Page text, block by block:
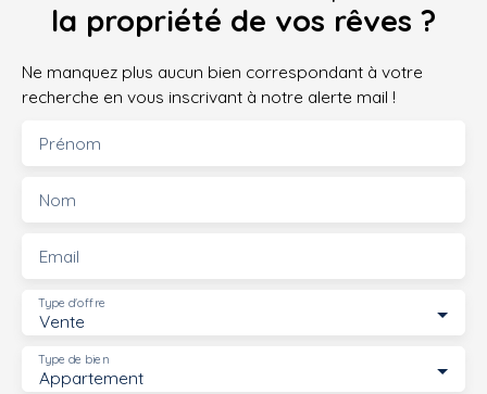
la propriété de vos rêves ?
Ne manquez plus aucun bien correspondant à votre
recherche en vous inscrivant à notre alerte mail !
Prénom
Nom
Email
Vente
Type d'offre
Appartement
Type de bien